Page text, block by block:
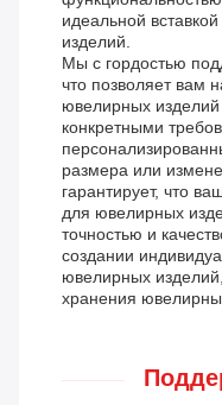
идеальной
изделий.
Мы с гордостью
что позволяет вам
ювелирных изделий
конкретными
размера или
гарантирует, что
для ювелирных
точностью и
создании
ювелирных
хранения